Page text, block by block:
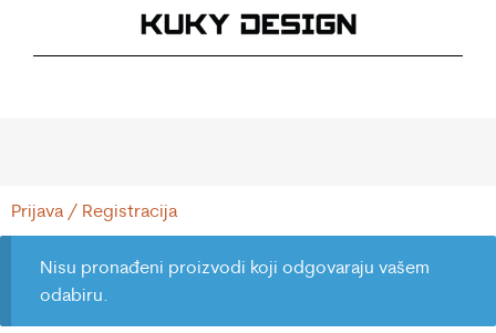
Prijava / Registracija
Nisu pronađeni proizvodi koji odgovaraju vašem
odabiru.